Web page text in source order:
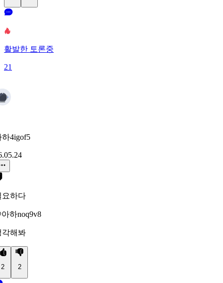
활발한 토론중
21
하4igof5
요하다
아하noq9v8
각해봐
2 2